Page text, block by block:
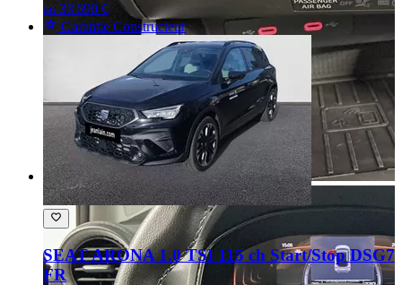
ou 33 690 €
Garantie Constructeur
SEAT ARONA1.0 TSI 115 ch Start/Stop DSG7
FR